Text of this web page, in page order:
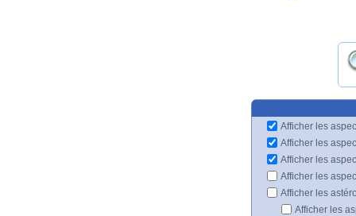
Afficher les
Afficher les
Afficher les
Afficher les
Afficher les
Afficher les